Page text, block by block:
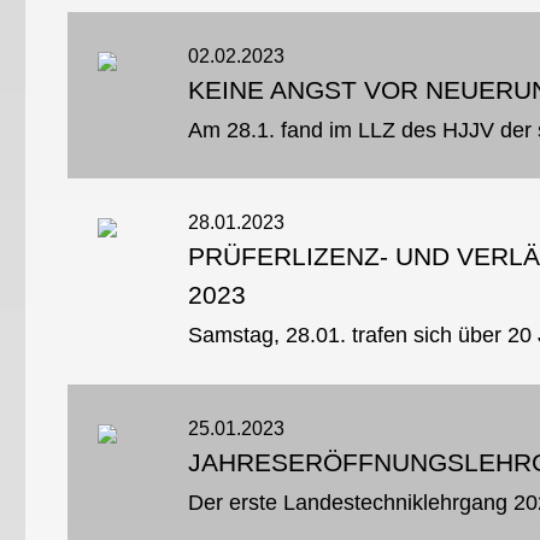
02.02.2023
KEINE ANGST VOR
28.01.2023
PRÜFERLIZENZ- UND
2023
25.01.2023